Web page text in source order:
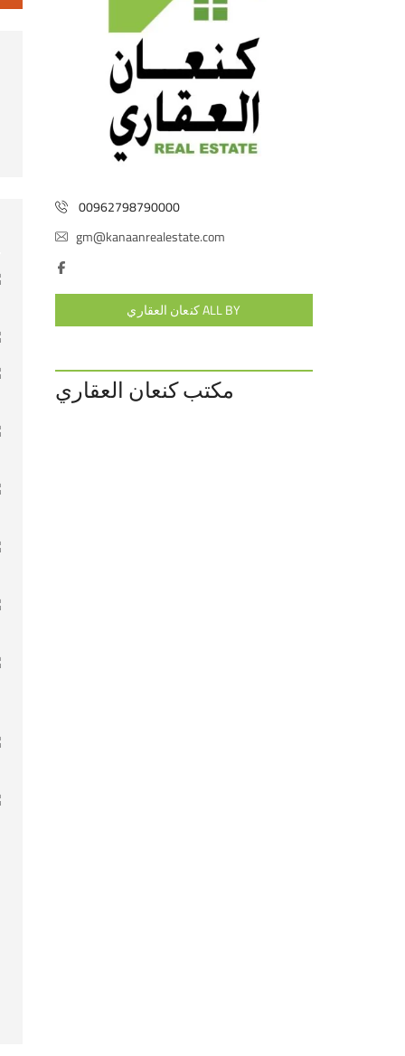
00962798790000
gm@kanaanrealestate.com
ALL BY كنعان العقاري
مكتب كنعان العقاري